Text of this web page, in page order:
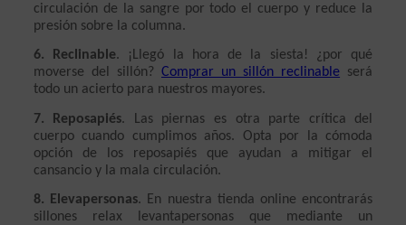
circulación de la sangre por todo el cuerpo y reduce la
presión sobre la columna.
6. Reclinable. ¡Llegó la hora de la siesta! ¿por qué
moverse del sillón? Comprar un sillón reclinable será
todo un acierto para nuestros mayores.
7. Reposapiés. Las piernas es otra parte crítica del
cuerpo cuando cumplimos años. Opta por la cómoda
opción de los reposapiés que ayudan a mitigar el
cansancio y la mala circulación.
8. Elevapersonas. En nuestra tienda online encontrarás
sillones relax levantapersonas que mediante un